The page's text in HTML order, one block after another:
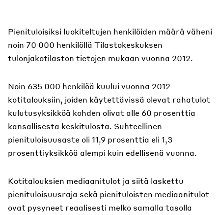
Pienituloisiksi luokiteltujen henkilöiden määrä väheni
noin 70 000 henkilöllä Tilastokeskuksen
tulonjakotilaston tietojen mukaan vuonna 2012.
Noin 635 000 henkilöä kuului vuonna 2012
kotitalouksiin, joiden käytettävissä olevat rahatulot
kulutusyksikköä kohden olivat alle 60 prosenttia
kansallisesta keskitulosta. Suhteellinen
pienituloisuusaste oli 11,9 prosenttia eli 1,3
prosenttiyksikköä alempi kuin edellisenä vuonna.
Kotitalouksien mediaanitulot ja siitä laskettu
pienituloisuusraja sekä pienituloisten mediaanitulot
ovat pysyneet reaalisesti melko samalla tasolla